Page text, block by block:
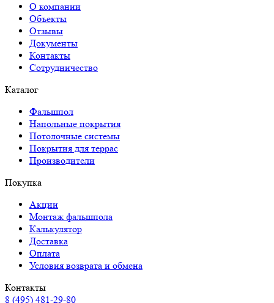
О компании
Объекты
Отзывы
Документы
Контакты
Сотрудничество
Каталог
Фальшпол
Напольные покрытия
Потолочные системы
Покрытия для террас
Производители
Покупка
Акции
Монтаж фальшпола
Калькулятор
Доставка
Оплата
Условия возврата и обмена
Контакты
8 (495) 481-29-80